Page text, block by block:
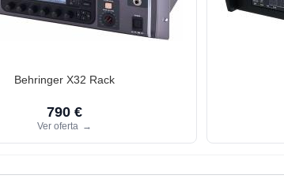
Behringer X32 Rack
790 €
Ver oferta →